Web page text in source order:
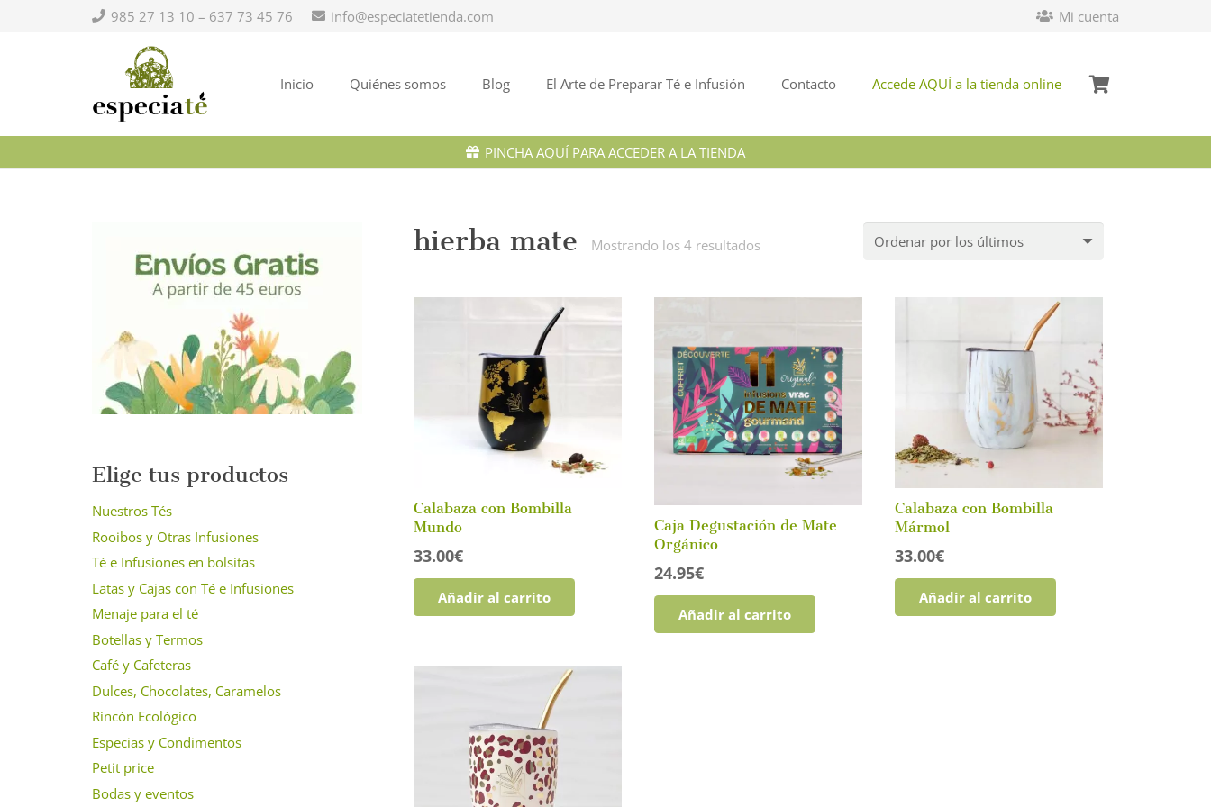
985 27 13 10 – 637 73 45 76 info@especiatetienda.com Mi cuenta
Inicio Quiénes somos Blog El Arte de Preparar Té e Infusión Contacto Accede AQUÍ a la tienda online
PINCHA AQUÍ PARA ACCEDER A LA TIENDA
hierba mate Mostrando los 4 resultadosOrdenado
Calabaza con Bombilla
Mundo
33.00€
Añadir al carrito
Caja Degustación de Mate
Orgánico
24.95€
Añadir al carrito
Calabaza con Bombilla
Mármol
33.00€
Añadir al carrito
Elige tus productos
Nuestros Tés
Rooibos y Otras Infusiones
Té e Infusiones en bolsitas
Latas y Cajas con Té e Infusiones
Menaje para el té
Botellas y Termos
Café y Cafeteras
Dulces, Chocolates, Caramelos
Rincón Ecológico
Especias y Condimentos
Petit price
Bodas y eventos